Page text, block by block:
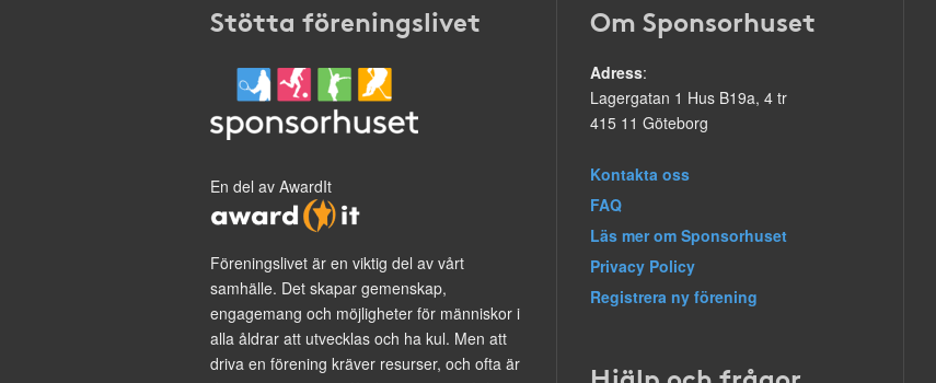
Stötta föreningslivet
En del av AwardIt
Föreningslivet är en viktig del av vårt
samhälle. Det skapar gemenskap,
engagemang och möjligheter för människor i
alla åldrar att utvecklas och ha kul. Men att
driva en förening kräver resurser, och ofta är
Om Sponsorhuset
Adress:
Lagergatan 1 Hus B19a, 4 tr
415 11 Göteborg
Kontakta oss
FAQ
Läs mer om Sponsorhuset
Privacy Policy
Registrera ny förening